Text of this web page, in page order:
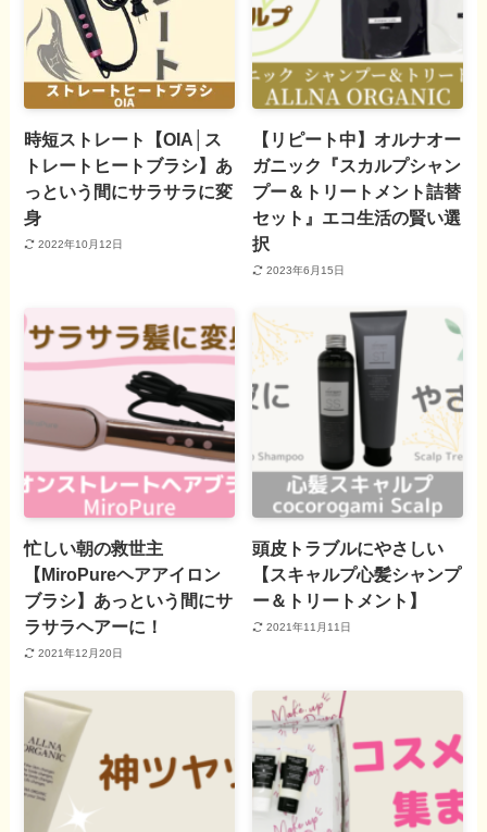
時短ストレート【OIA│ス
トレートヒートブラシ】あ
っという間にサラサラに変
身
2022年10月12日
【リピート中】オルナオー
ガニック『スカルプシャン
プー＆トリートメント詰替
セット』エコ生活の賢い選
択
2023年6月15日
忙しい朝の救世主
【MiroPureヘアアイロン
ブラシ】あっという間にサ
ラサラヘアーに！
2021年12月20日
頭皮トラブルにやさしい
【スキャルプ心髪シャンプ
ー＆トリートメント】
2021年11月11日